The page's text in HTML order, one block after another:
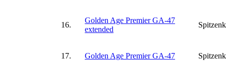
16.
Golden Age Premier GA-47
extended
17. Golden Age Premier GA-47